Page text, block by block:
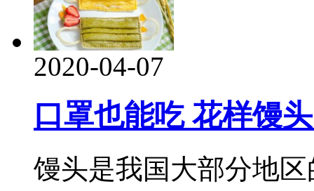
2020-04-07
口罩也能吃 花样馒
馒头是我国大部分地